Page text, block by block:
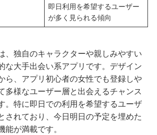
即日利用を希望するユーザー
が多く見られる傾向
、独自のキャラクターや親しみやすい
な大手出会い系アプリです。デザイン
ら、アプリ初心者の女性でも登録しや
多様なユーザー層と出会えるチャンス
。特に即日での利用を希望するユーザ
されており、今日明日の予定を埋めた
能が満載です。